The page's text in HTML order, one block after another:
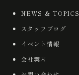
NEWS ＆ TOPICS
スタッフブログ
イベント情報
会社案内